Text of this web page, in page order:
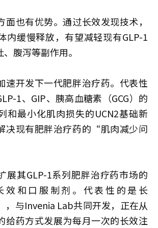
面也有优势。通过长效发现技术，
内缓慢释放，有望减轻现有GLP-1
腹泻等副作用。
速开发下一代肥胖治疗药。代表性
1、GIP、胰高血糖素（GCG）的
和最小化肌肉损失的UCN2基础新
决现有肥胖治疗药的“肌肉减少问
展其GLP-1系列肥胖治疗药市场的
效和口服制剂。代表性的是长
与Invenia Lab共同开发，正在从
给药方式发展为每月一次的长效注